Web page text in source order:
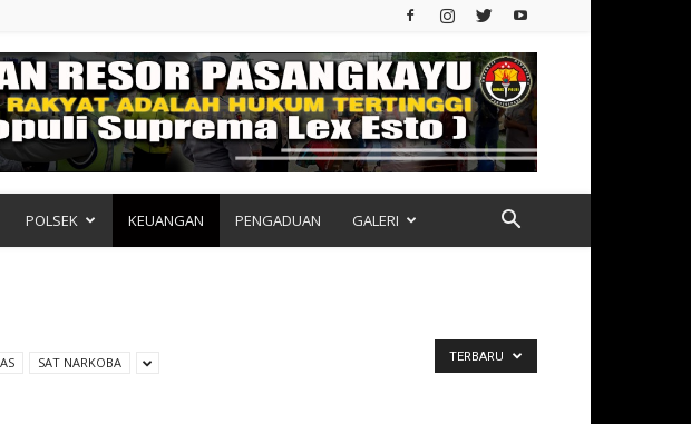
POLSEK KEUANGAN PENGADUAN GALERI
SAT NARKOBA TERBARU